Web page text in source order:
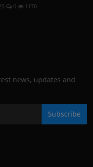
0 1170
news, updates and
Subscribe